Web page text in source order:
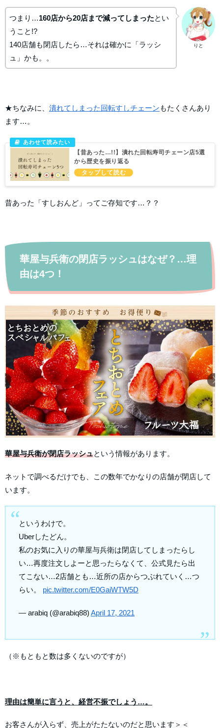
りと
つまり…160店から20店まで減ってしまったとい
うこと!?
140店舗も閉店したら…それは確かに「ラッシ
ュ」かも。。
★ちなみに、 潰れてしまった回転すしチェーンもたくさんあり
ます…。
【昔あった…!!】潰れた回転寿司チェーン店5選
から歴史を振り返る
昔あった「すしおんど」ってご存知です…？？
華屋与兵衛の閉店ラッシュはなぜ？…理
由は4つ！
華屋与兵衛が閉店ラッシュという情報があります。
ネットで調べるだけでも、この数年でかなりの店舗が閉店して
います。
というわけで。
Uberしたどん。
私のお気に入りの華屋与兵衛は閉店してしまったらし
い…再度注文しよーと思ったらなくて、公式見たら出
てこない…2店舗とも…近所の店からつぶれていく…つ
らい。 pic.twitter.com/E0GaiWTW5D
— arabiq (@arabiq88) April 17, 2021
（※もともと数は多くないのですが）
理由は簡単に言うと、経営不振でしょう…。
お客さんが入らず、売上がたたないのだと思います＞＜